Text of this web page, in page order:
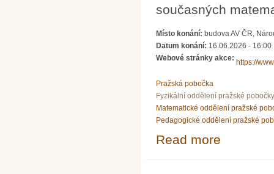
současných
Místo konání: budova AV ČR,
Datum konání: 16.06.2026 - 16:00
Webové stránky akce:
https://
Pražská pobočka
Fyzikální oddělení pražské pobočky
Matematické oddělení pražské
Pedagogické oddělení pražské
Read more